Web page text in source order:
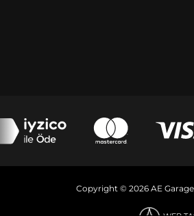
Copyright © 2026 AE Garage.